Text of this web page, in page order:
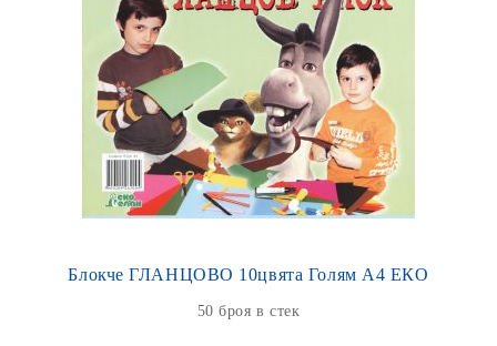
Блокче ГЛАНЦОВО 10цвята Голям А4 ЕКО
50 броя в стек